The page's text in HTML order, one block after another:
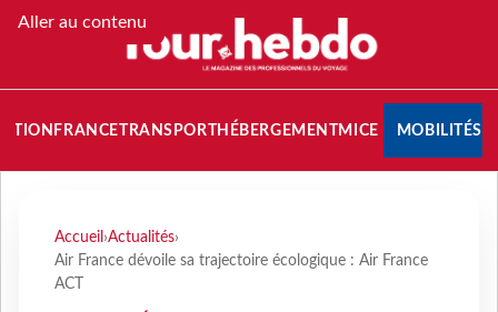
Aller au contenu
FRANCETRANSPORT HÉBERGEMENTMICE MOBILITÉS
Accueil ›Actualités›
Air France dévoile sa trajectoire écologique : Air France
ACT